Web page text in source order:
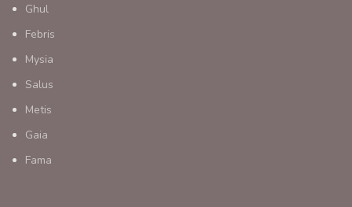
Ghul
Febris
Mysia
Salus
Metis
Gaia
Fama